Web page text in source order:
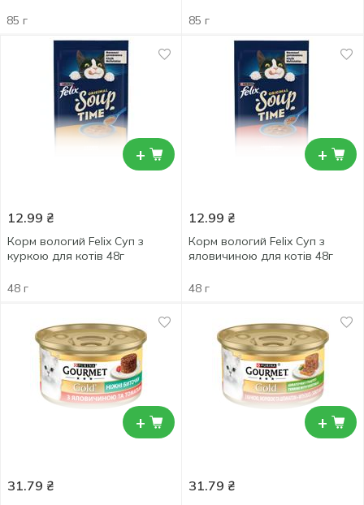
85 г 85 г
+
12.99 ₴
Корм вологий Felix Суп з
куркою для котів 48г
48 г
+
12.99 ₴
Корм вологий Felix Суп з
яловичиною для котів 48г
48 г
+
31.79 ₴
+
31.79 ₴